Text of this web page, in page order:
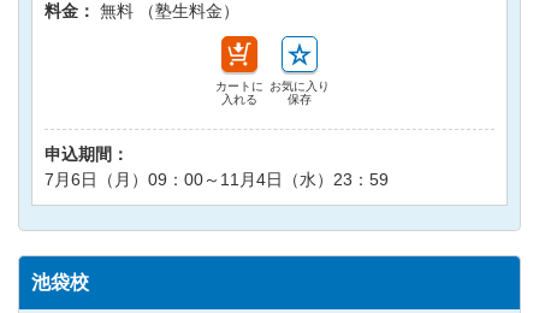
料金： 無料 （塾生料金）
カートに
入れる
お気に入り
保存
申込期間：
7月6日（月）09：00～11月4日（水）23：59
池袋校